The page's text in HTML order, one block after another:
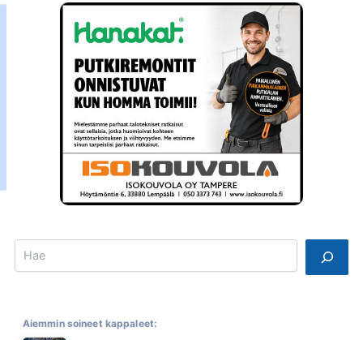
Search
Aiemmin soineet kappaleet: